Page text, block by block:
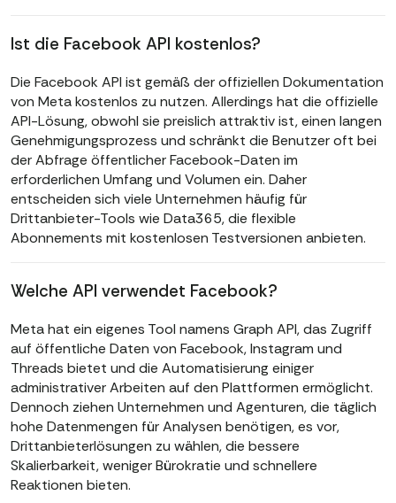
Ist die Facebook API kostenlos?
Die Facebook API ist gemäß der offiziellen Dokumentation
von Meta kostenlos zu nutzen. Allerdings hat die offizielle
API-Lösung, obwohl sie preislich attraktiv ist, einen langen
Genehmigungsprozess und schränkt die Benutzer oft bei
der Abfrage öffentlicher Facebook-Daten im
erforderlichen Umfang und Volumen ein. Daher
entscheiden sich viele Unternehmen häufig für
Drittanbieter-Tools wie Data365, die flexible
Abonnements mit kostenlosen Testversionen anbieten.
Welche API verwendet Facebook?
Meta hat ein eigenes Tool namens Graph API, das Zugriff
auf öffentliche Daten von Facebook, Instagram und
Threads bietet und die Automatisierung einiger
administrativer Arbeiten auf den Plattformen ermöglicht.
Dennoch ziehen Unternehmen und Agenturen, die täglich
hohe Datenmengen für Analysen benötigen, es vor,
Drittanbieterlösungen zu wählen, die bessere
Skalierbarkeit, weniger Bürokratie und schnellere
Reaktionen bieten.